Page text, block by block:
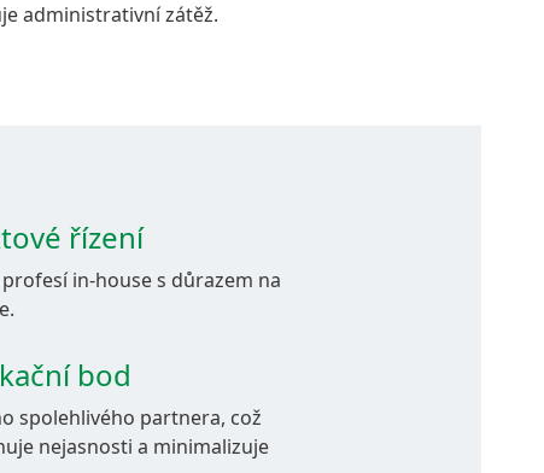
administrativní zátěž.
řízení
in-house s důrazem na
bod
spolehlivého partnera, což
nejasnosti a minimalizuje